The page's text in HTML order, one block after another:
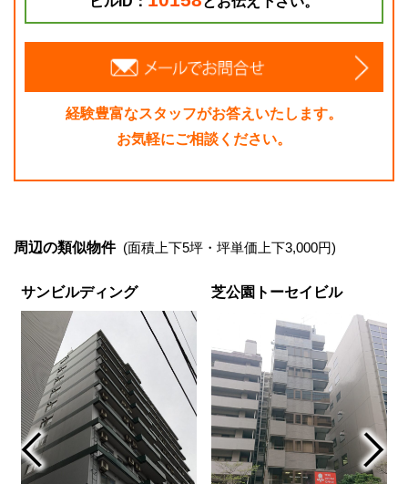
経験豊富なスタッフがお答えいたします。
お気軽にご相談ください。
周辺の類似物件 (面積上下5坪・坪単価上下3,000円)